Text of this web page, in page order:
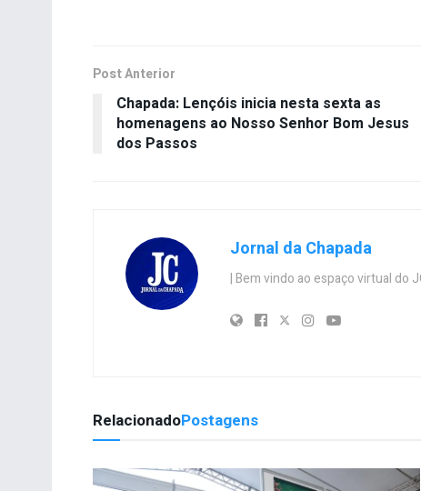
Post Anterior
Chapada: Lençóis inicia nesta sexta as
homenagens ao Nosso Senhor Bom Jesus
dos Passos
Jornal da Chapada
| Bem vindo ao espaço virtual do
RelacionadoPostagens